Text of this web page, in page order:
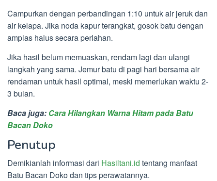
Campurkan dengan perbandingan 1:10 untuk air jeruk dan
air kelapa. Jika noda kapur terangkat, gosok batu dengan
amplas halus secara perlahan.
Jika hasil belum memuaskan, rendam lagi dan ulangi
langkah yang sama. Jemur batu di pagi hari bersama air
rendaman untuk hasil optimal, meski memerlukan waktu 2-
3 bulan.
Baca juga: Cara Hilangkan Warna Hitam pada Batu
Bacan Doko
Penutup
Demikianlah informasi dari Hasiltani.id tentang manfaat
Batu Bacan Doko dan tips perawatannya.